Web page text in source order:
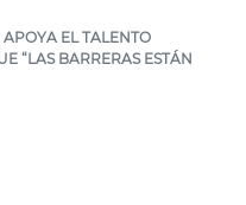
EL TALENTO
“LAS BARRERAS ESTÁN